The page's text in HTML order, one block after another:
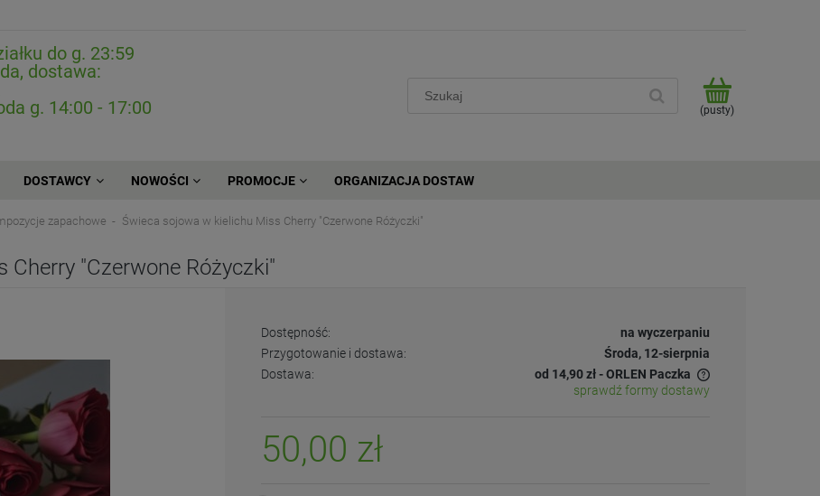
do g. 23:59
dostawa:
g. 14:00 - 17:00 (pusty)
DOSTAWCY NOWOŚCI PROMOCJE ORGANIZACJA DOSTAW
zapachowe Świeca sojowa w kielichu Miss Cherry "Czerwone Różyczki"
"Czerwone Różyczki"
Dostępność:
na wyczerpaniu
Przygotowanie i dostawa:
Środa, 12-sierpnia
Dostawa:
od 14,90 zł- ORLEN Paczka
sprawdź formy dostawy
50,00 zł